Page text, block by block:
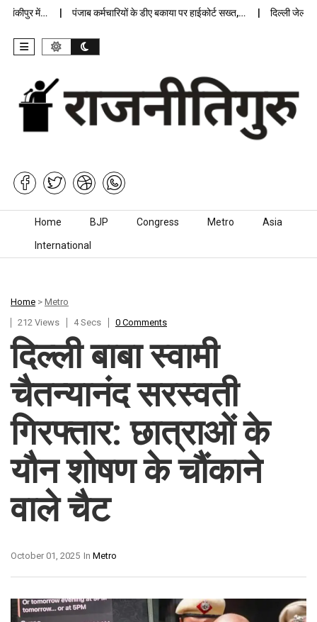
में… पंजाब कर्मचारियों के डीए बकाया पर हाईकोर्ट सख्त,… दिल्ली जेलों में
Skip to content
Home BJP Congress Metro Asia
International
Home > Metro
212 Views
4 Secs 0 Comments
दिल्ली बाबा स्वामी
चैतन्यानंद सरस्वती
गिरफ्तार: छात्राओं के
यौन शोषण के चौंकाने
वाले चैट
In Metro
October 01, 2025